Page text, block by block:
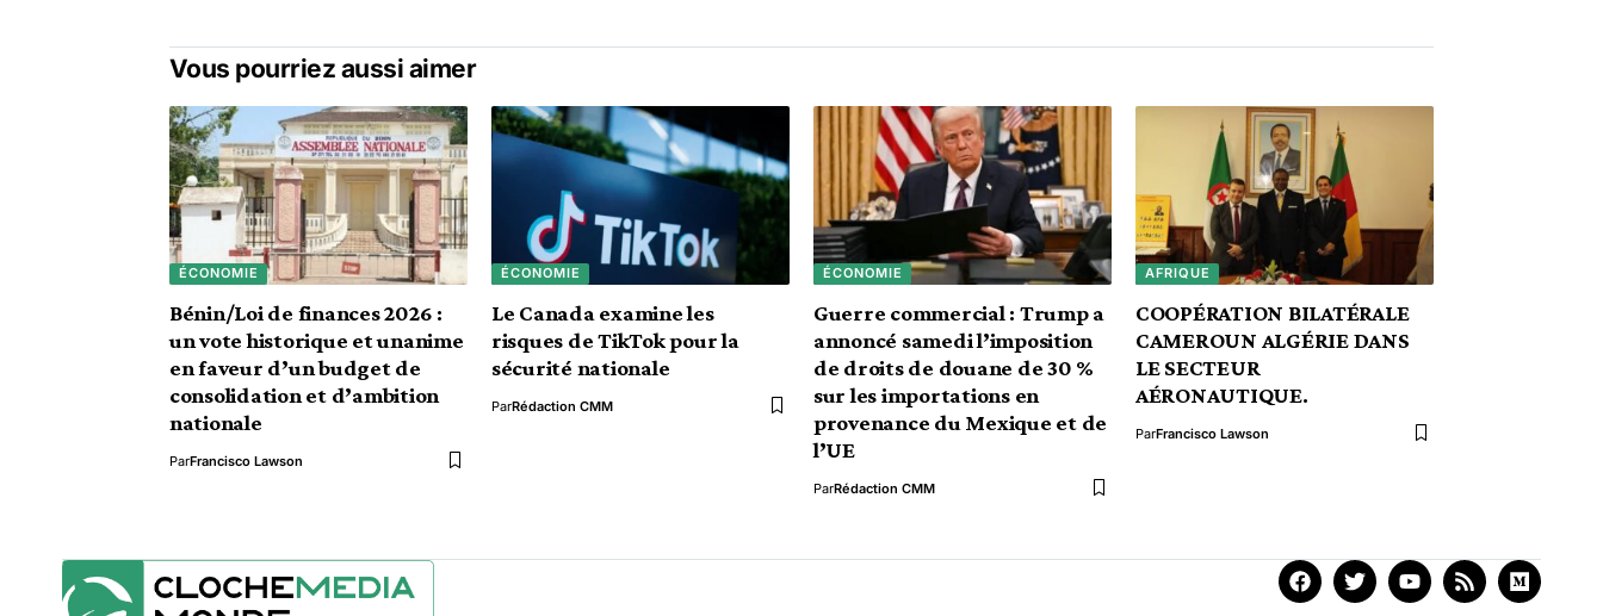
Vous pourriez aussi aimer
ÉCONOMIE
Bénin/Loi de finances 2026 :
un vote historique et unanime
en faveur d’un budget de
consolidation et d’ambition
nationale
ParFrancisco Lawson
ÉCONOMIE
Le Canada examine les
risques de TikTok pour la
sécurité nationale
ParRédaction CMM
ÉCONOMIE
Guerre commercial : Trump a
annoncé samedi l’imposition
de droits de douane de 30 %
sur les importations en
provenance du Mexique et de
l’UE
ParRédaction CMM
AFRIQUE
COOPÉRATION BILATÉRALE
CAMEROUN ALGÉRIE DANS
LE SECTEUR
AÉRONAUTIQUE.
ParFrancisco Lawson